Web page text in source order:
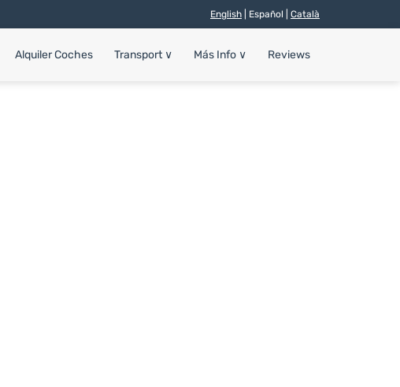
English | Español | Català
Alquiler Coches Transport ∨ Más Info ∨ Reviews